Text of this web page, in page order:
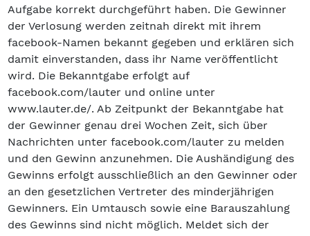
Aufgabe korrekt durchgeführt haben. Die Gewinner
der Verlosung werden zeitnah direkt mit ihrem
facebook-Namen bekannt gegeben und erklären sich
damit einverstanden, dass ihr Name veröffentlicht
wird. Die Bekanntgabe erfolgt auf
facebook.com/lauter und online unter
www.lauter.de/. Ab Zeitpunkt der Bekanntgabe hat
der Gewinner genau drei Wochen Zeit, sich über
Nachrichten unter facebook.com/lauter zu melden
und den Gewinn anzunehmen. Die Aushändigung des
Gewinns erfolgt ausschließlich an den Gewinner oder
an den gesetzlichen Vertreter des minderjährigen
Gewinners. Ein Umtausch sowie eine Barauszahlung
des Gewinns sind nicht möglich. Meldet sich der